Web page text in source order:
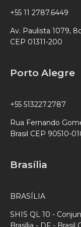
+55 11 2787.6449
Av. Paulista 1079,
CEP 01311-200
Porto Alegre
+55 513227.2787
Rua Fernando
Brasil CEP 90510-
Brasília
BRASÍLIA
SHIS QL 10 -